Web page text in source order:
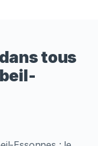
tous